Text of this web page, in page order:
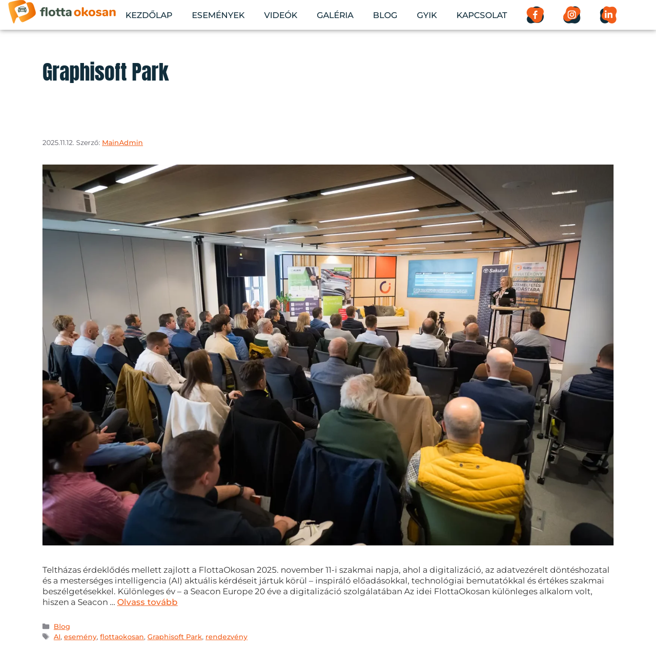
KEZDŐLAP ESEMÉNYEK VIDEÓK GALÉRIA BLOG GYIK KAPCSOLAT
Graphisoft Park
2025.11.12. Szerző: MainAdmin
Teltházas érdeklődés mellett zajlott a FlottaOkosan 2025. november 11-i szakmai napja, ahol a digitalizáció, az adatvezérelt döntéshozatal
és a mesterséges intelligencia (AI) aktuális kérdéseit jártuk körül – inspiráló előadásokkal, technológiai bemutatókkal és értékes szakmai
beszélgetésekkel. Különleges év – a Seacon Europe 20 éve a digitalizáció szolgálatában Az idei FlottaOkosan különleges alkalom volt,
hiszen a Seacon … Olvass tovább
Blog
AI,esemény,flottaokosan,Graphisoft Park, rendezvény